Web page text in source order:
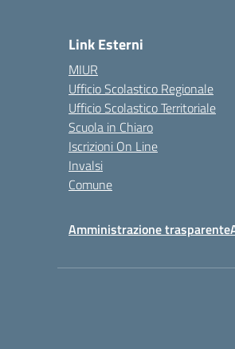
Link Esterni
MIUR
Ufficio Scolastico Regionale
Ufficio Scolastico Territoriale
Scuola in Chiaro
Iscrizioni On Line
Invalsi
Comune
Amministrazione trasparente